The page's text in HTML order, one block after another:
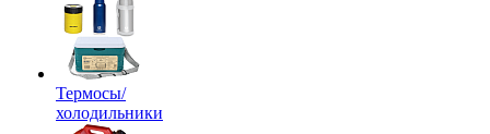
Термосы/
холодильники